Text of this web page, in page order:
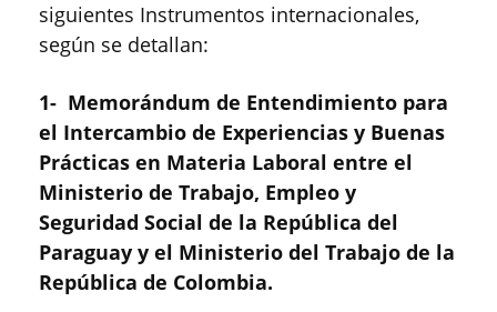
siguientes Instrumentos internacionales,
según se detallan:
1- Memorándum de Entendimiento para
el Intercambio de Experiencias y Buenas
Prácticas en Materia Laboral entre el
Ministerio de Trabajo, Empleo y
Seguridad Social de la República del
Paraguay y el Ministerio del Trabajo de la
República de Colombia.